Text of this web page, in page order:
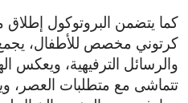
كما يتضمن البروتوكول
كرتوني مخصص للأطفال، يجمع
والرسائل الترفيهية، ويعكس
تتماشى مع متطلبات العصر،